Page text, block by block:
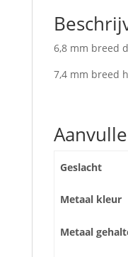
6,8 mm breed
7,4 mm breed
Geslacht
Metaal kleur
Metaal